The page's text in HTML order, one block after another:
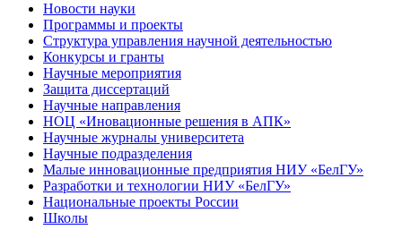
Новости науки
Программы и проекты
Структура управления научной деятельностью
Конкурсы и гранты
Научные мероприятия
Защита диссертаций
Научные направления
НОЦ «Иновационные решения в АПК»
Научные журналы университета
Научные подразделения
Малые инновационные предприятия НИУ «БелГУ»
Разработки и технологии НИУ «БелГУ»
Национальные проекты России
Школы